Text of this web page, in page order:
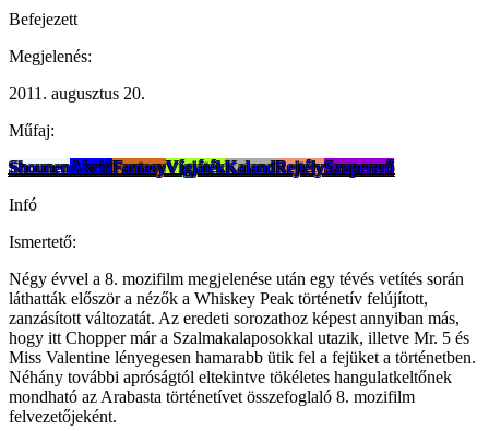
Befejezett
Megjelenés:
2011. augusztus 20.
Műfaj:
ShounenAkcióFantasyVígjátékKalandRejtélySzupererő
Infó
Ismertető:
Négy évvel a 8. mozifilm megjelenése után egy tévés vetítés során
láthatták először a nézők a Whiskey Peak történetív felújított,
zanzásított változatát. Az eredeti sorozathoz képest annyiban más,
hogy itt Chopper már a Szalmakalaposokkal utazik, illetve Mr. 5 és
Miss Valentine lényegesen hamarabb ütik fel a fejüket a történetben.
Néhány további apróságtól eltekintve tökéletes hangulatkeltőnek
mondható az Arabasta történetívet összefoglaló 8. mozifilm
felvezetőjeként.